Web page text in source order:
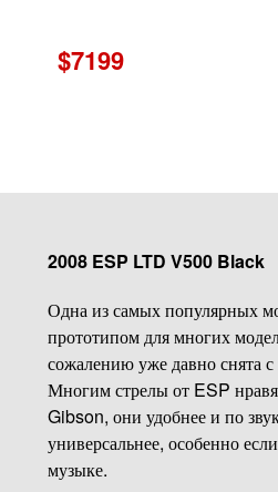
$7199
2008 ESP LTD V500 Black
Одна из самых популярных
прототипом для многих
сожалению уже давно снята с
Многим стрелы от ESP
Gibson, они удобнее и по
универсальнее, особенно
музыке.